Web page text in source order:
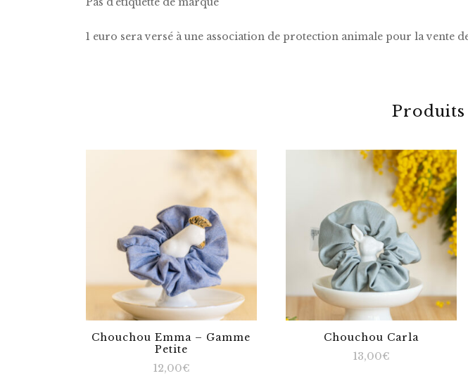
1 euro sera versé à une association de protection animale pour la vente
Chouchou Emma – Gamme
Petite
12,00€
Chouchou Carla
13,00€